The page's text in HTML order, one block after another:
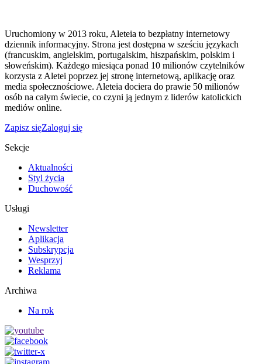
Uruchomiony w 2013 roku, Aleteia to bezpłatny internetowy
dziennik informacyjny. Strona jest dostępna w sześciu językach
(francuskim, angielskim, portugalskim, hiszpańskim, polskim i
słoweńskim). Każdego miesiąca ponad 10 milionów czytelników
korzysta z Aletei poprzez jej stronę internetową, aplikację oraz
media społecznościowe. Aleteia dociera do prawie 50 milionów
osób na całym świecie, co czyni ją jednym z liderów katolickich
mediów online.
Zapisz sięZaloguj się
Sekcje
Aktualności
Styl życia
Duchowość
Usługi
Newsletter
Aplikacja
Subskrypcja
Wesprzyj
Reklama
Archiwa
Na rok